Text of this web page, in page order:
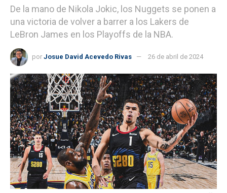
De la mano de Nikola Jokic, los Nuggets se ponen a
una victoria de volver a barrer a los Lakers de
LeBron James en los Playoffs de la NBA.
por Josue David Acevedo Rivas 26 de abril de 2024